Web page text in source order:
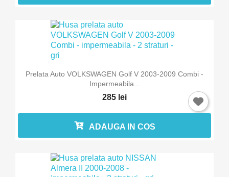
Prelata Auto VOLKSWAGEN Golf V 2003-2009 Combi -
Impermeabila...
285 lei
ADAUGA IN COS